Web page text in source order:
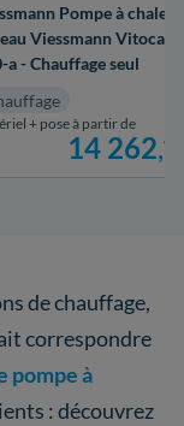
Pompe à chaleur
Viessmann Vitocal
a - Chauffage seul
+ pose à partir de
14 262,46
de chauffage,
correspondre
pompe à
: découvrez